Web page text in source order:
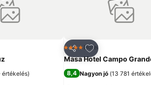
a kedvencekhez
értékelés)
Megosztás
Hozzáadás a
4 Kategória
Hotel
Masa Hotel Campo
8,4 Nagyon jó (13 781